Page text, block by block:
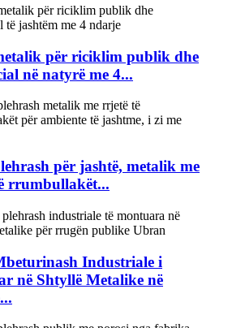
për riciklim publik dhe
në natyrë me 4...
për jashtë, metalik me
rrumbullakët...
Industriale i
në Shtyllë Metalike në